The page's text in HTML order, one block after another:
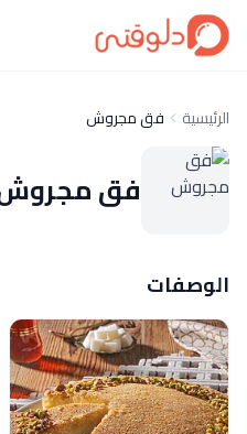
الرئيسية فق مجروش
فق
الوصفات